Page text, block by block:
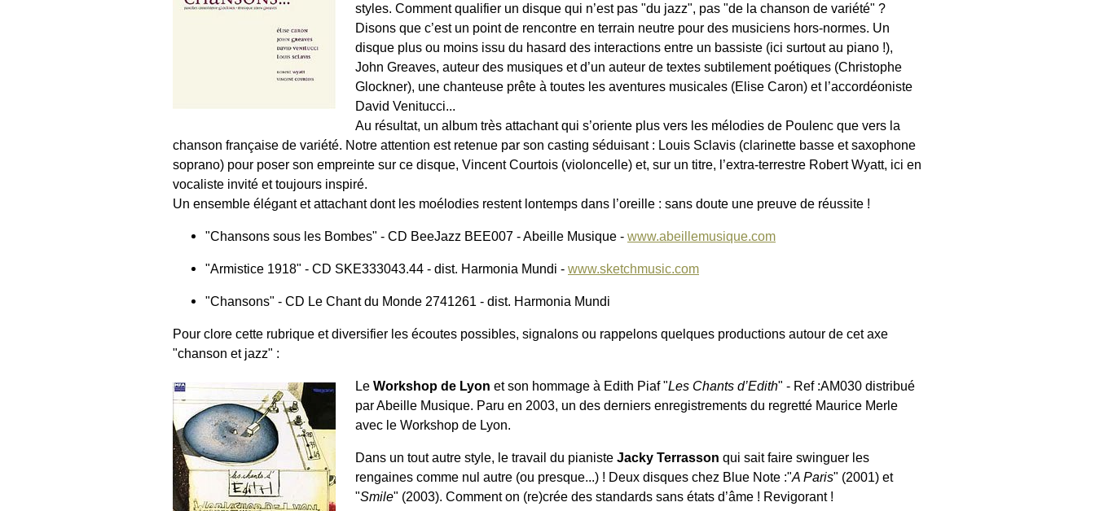
styles. Comment qualifier un disque qui n’est pas "du jazz", pas "de la chanson de variété" ?
Disons que c’est un point de rencontre en terrain neutre pour des musiciens hors-normes. Un
disque plus ou moins issu du hasard des interactions entre un bassiste (ici surtout au piano !),
John Greaves, auteur des musiques et d’un auteur de textes subtilement poétiques (Christophe
Glockner), une chanteuse prête à toutes les aventures musicales (Elise Caron) et l’accordéoniste
David Venitucci...
Au résultat, un album très attachant qui s’oriente plus vers les mélodies de Poulenc que vers la
chanson française de variété. Notre attention est retenue par son casting séduisant : Louis Sclavis (clarinette basse et saxophone
soprano) pour poser son empreinte sur ce disque, Vincent Courtois (violoncelle) et, sur un titre, l’extra-terrestre Robert Wyatt, ici en
vocaliste invité et toujours inspiré.
Un ensemble élégant et attachant dont les moélodies restent lontemps dans l’oreille : sans doute une preuve de réussite !
"Chansons sous les Bombes" - CD BeeJazz BEE007 - Abeille Musique - www.abeillemusique.com
"Armistice 1918" - CD SKE333043.44 - dist. Harmonia Mundi - www.sketchmusic.com
"Chansons" - CD Le Chant du Monde 2741261 - dist. Harmonia Mundi
Pour clore cette rubrique et diversifier les écoutes possibles, signalons ou rappelons quelques productions autour de cet axe
"chanson et jazz" :
LeWorkshop de Lyon et son hommage à Edith Piaf "Les Chants d’Edith" - Ref :AM030 distribué
par Abeille Musique. Paru en 2003, un des derniers enregistrements du regretté Maurice Merle
avec le Workshop de Lyon.
Dans un tout autre style, le travail du pianisteJacky Terrasson qui sait faire swinguer les
rengaines comme nul autre (ou presque...) ! Deux disques chez Blue Note :"A Paris" (2001) et
"Smile" (2003). Comment on (re)crée des standards sans états d’âme ! Revigorant !